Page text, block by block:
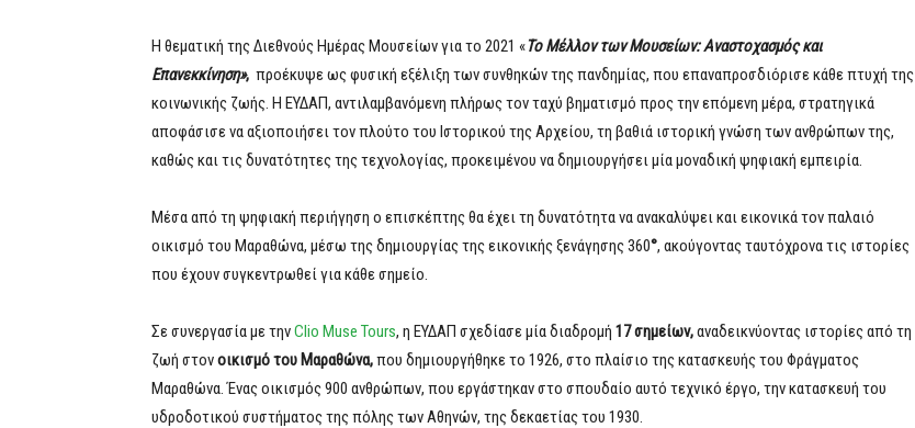
Η θεματική της Διεθνούς Ημέρας Μουσείων για το 2021 «Το Μέλλον των Μουσείων: Αναστοχασμός και
Επανεκκίνηση», προέκυψε ως φυσική εξέλιξη των συνθηκών της πανδημίας, που επαναπροσδιόρισε κάθε πτυχή της
κοινωνικής ζωής. Η ΕΥΔΑΠ, αντιλαμβανόμενη πλήρως τον ταχύ βηματισμό προς την επόμενη μέρα, στρατηγικά
αποφάσισε να αξιοποιήσει τον πλούτο του Ιστορικού της Αρχείου, τη βαθιά ιστορική γνώση των ανθρώπων της,
καθώς και τις δυνατότητες της τεχνολογίας, προκειμένου να δημιουργήσει μία μοναδική ψηφιακή εμπειρία.
Μέσα από τη ψηφιακή περιήγηση ο επισκέπτης θα έχει τη δυνατότητα να ανακαλύψει και εικονικά τον παλαιό
οικισμό του Μαραθώνα, μέσω της δημιουργίας της εικονικής ξενάγησης 360°, ακούγοντας ταυτόχρονα τις ιστορίες
που έχουν συγκεντρωθεί για κάθε σημείο.
Σε συνεργασία με τηνClio Muse Tours, η ΕΥΔΑΠ σχεδίασε μία διαδρομή 17 σημείων,αναδεικνύοντας ιστορίες από τη
ζωή στονοικισμό του Μαραθώνα,που δημιουργήθηκε το 1926, στο πλαίσιο της κατασκευής του Φράγματος
Μαραθώνα. Ένας οικισμός 900 ανθρώπων, που εργάστηκαν στο σπουδαίο αυτό τεχνικό έργο, την κατασκευή του
υδροδοτικού συστήματος της πόλης των Αθηνών, της δεκαετίας του 1930.